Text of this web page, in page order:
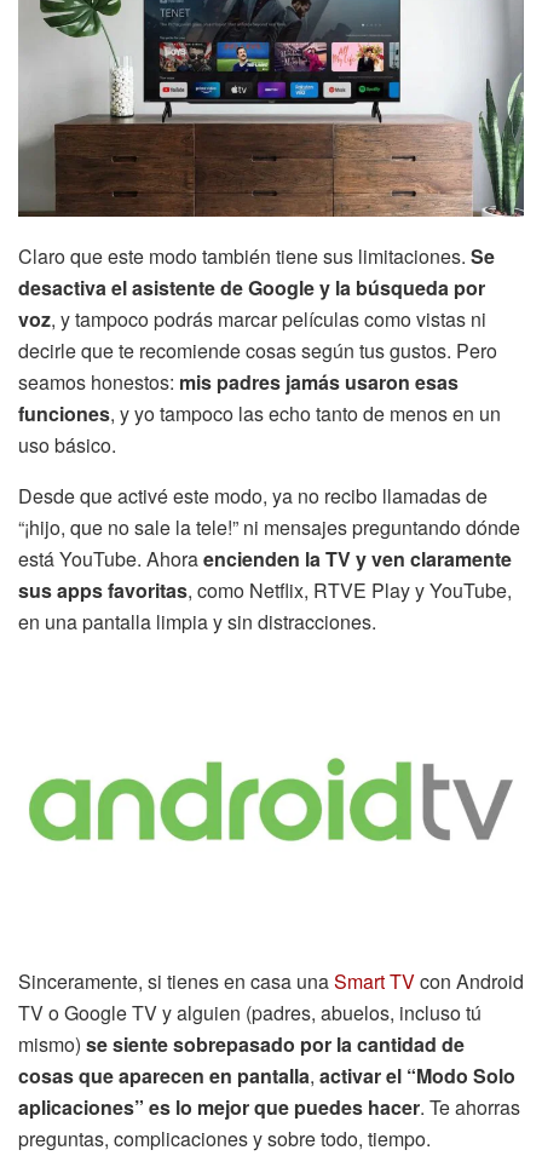
Claro que este modo también tiene sus limitaciones. Se
desactiva el asistente de Google y la búsqueda por
voz, y tampoco podrás marcar películas como vistas ni
decirle que te recomiende cosas según tus gustos. Pero
seamos honestos: mis padres jamás usaron esas
funciones, y yo tampoco las echo tanto de menos en un
uso básico.
Desde que activé este modo, ya no recibo llamadas de
“¡hijo, que no sale la tele!” ni mensajes preguntando dónde
está YouTube. Ahoraencienden la TV y ven claramente
sus apps favoritas, como Netflix, RTVE Play y YouTube,
en una pantalla limpia y sin distracciones.
Sinceramente, si tienes en casa unaSmart TVcon Android
TV o Google TV y alguien (padres, abuelos, incluso tú
mismo) se siente sobrepasado por la cantidad de
cosas que aparecen en pantalla, activar el “Modo Solo
aplicaciones” es lo mejor que puedes hacer. Te ahorras
preguntas, complicaciones y sobre todo, tiempo.